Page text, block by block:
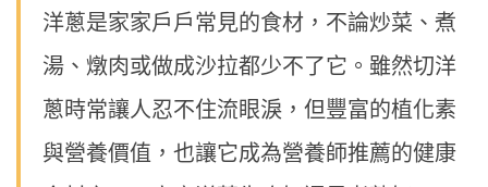
洋蔥是家家戶戶常見的食材，不論炒菜、煮
湯、燉肉或做成沙拉都少不了它。雖然切洋
蔥時常讓人忍不住流眼淚，但豐富的植化素
與營養價值，也讓它成為營養師推薦的健康